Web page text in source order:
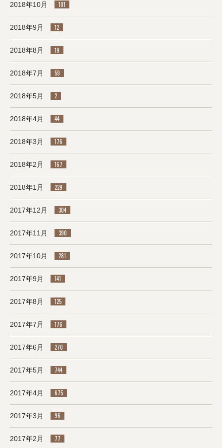
2018年10月 101
2018年9月 12
2018年8月 19
2018年7月 59
2018年5月 2
2018年4月 44
2018年3月 176
2018年2月 167
2018年1月 229
2017年12月 304
2017年11月 390
2017年10月 281
2017年9月 141
2017年8月 125
2017年7月 176
2017年6月 270
2017年5月 744
2017年4月 675
2017年3月 96
2017年2月 77